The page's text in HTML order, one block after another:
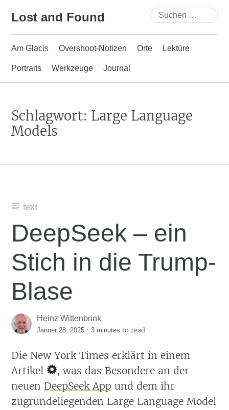
Lost and Found
Suchen
nach:
Am Glacis Overshoot-Notizen Orte Lektüre
Portraits Werkzeuge Journal
Schlagwort: Large Language
Models
text
DeepSeek – ein
Stich in die Trump-
Blase
Heinz Wittenbrink
Jänner 28, 2025 ·3 minutes to read
Die New York Times erklärt in einem
Artikel
, was das Besondere an der
neuen DeepSeek App und dem ihr
zugrundeliegenden Large Language Model